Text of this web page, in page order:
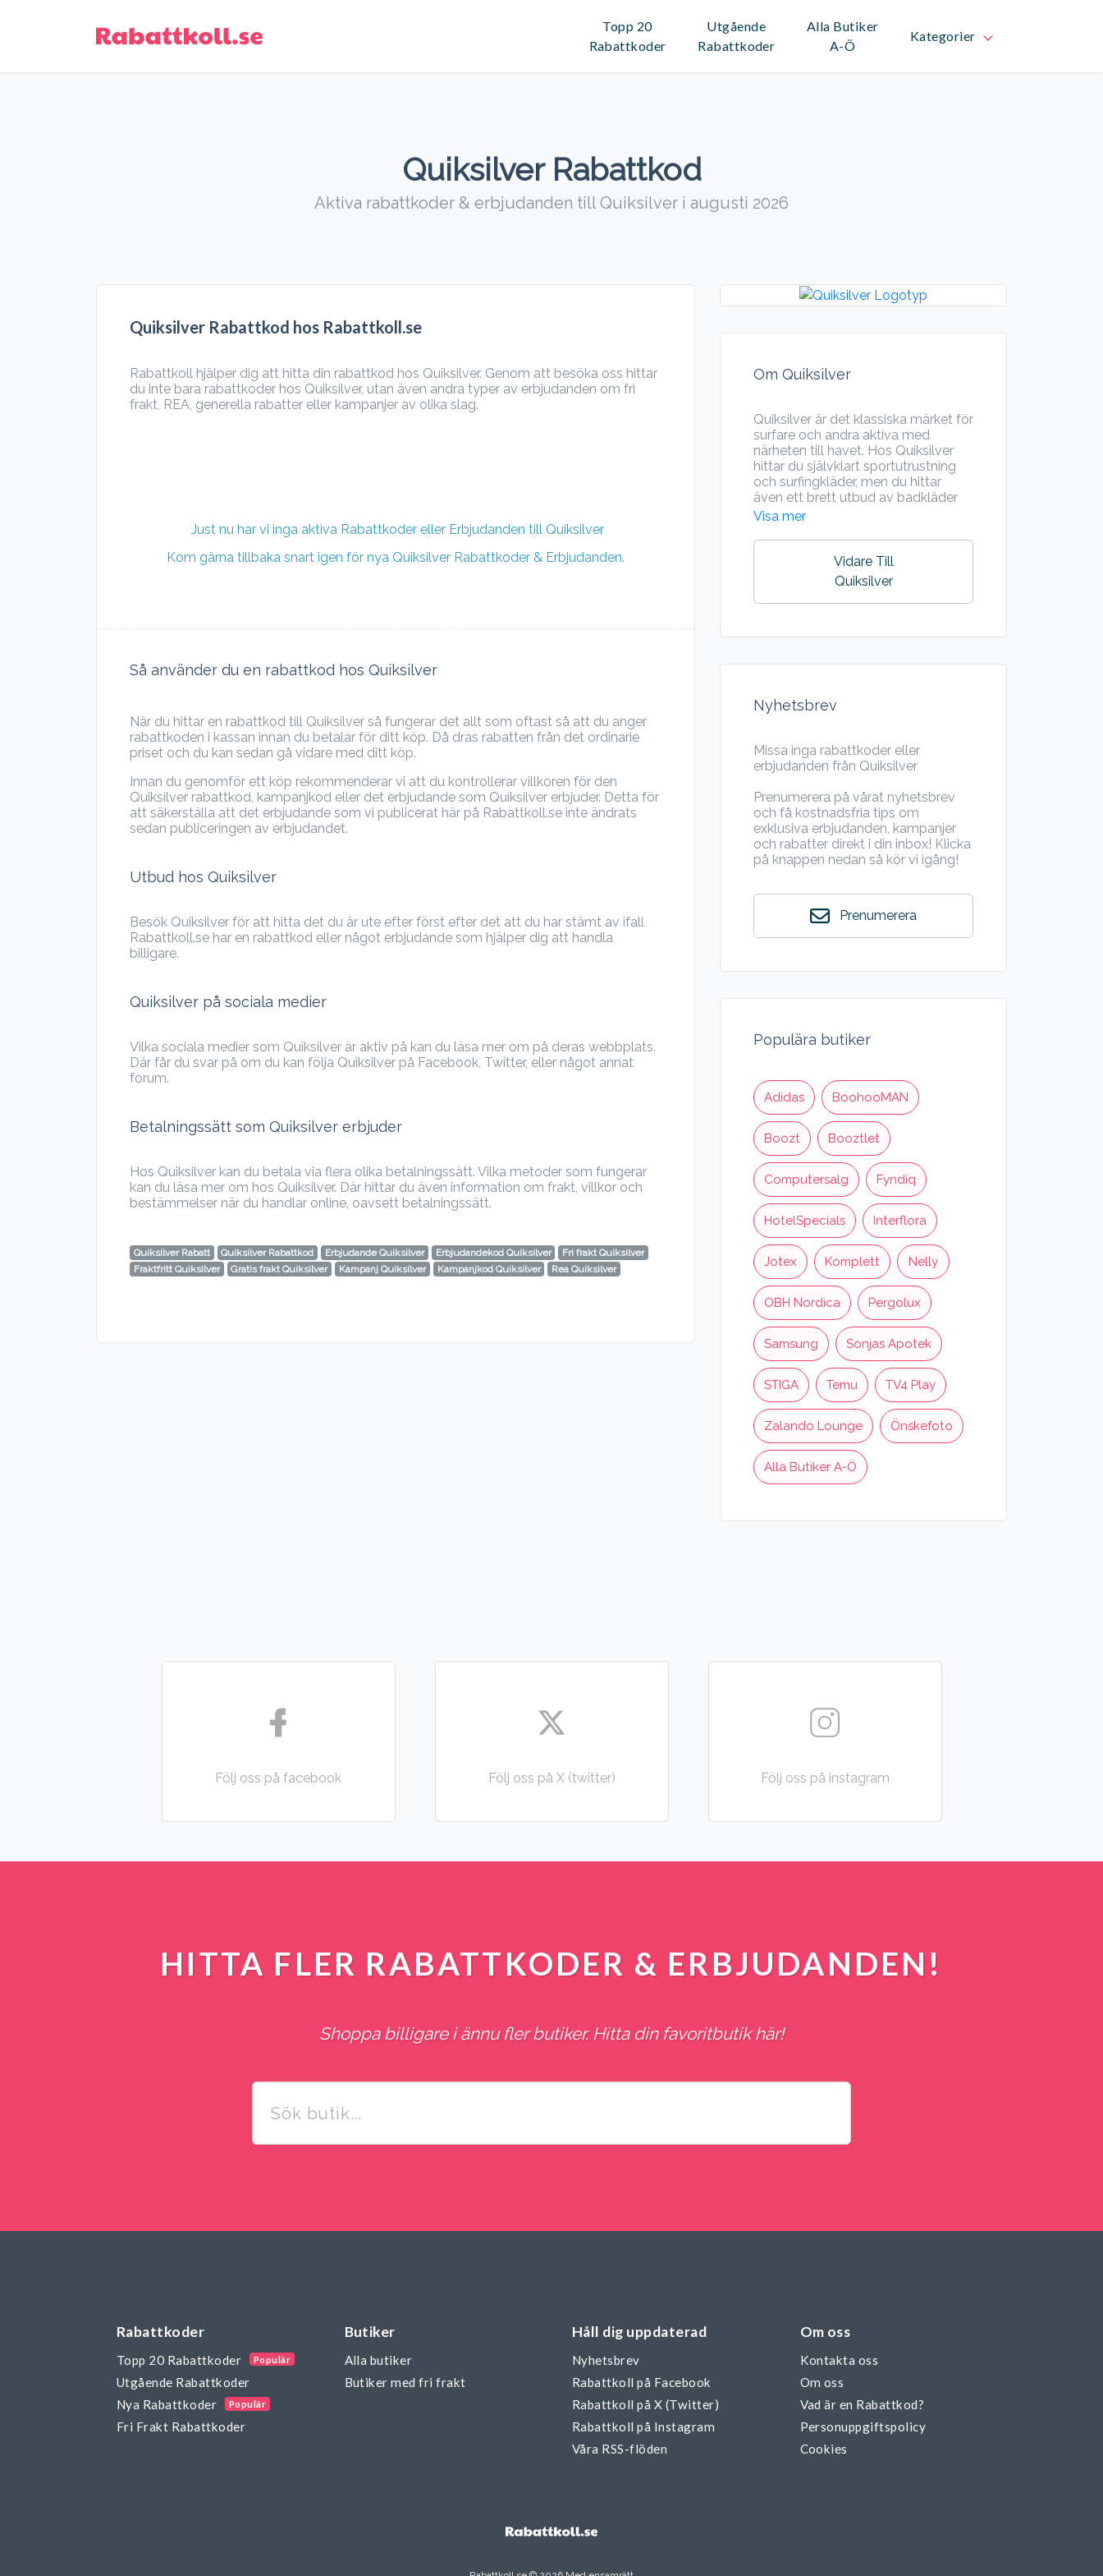
Topp 20
Rabattkoder
Utgående
Rabattkoder
Alla Butiker
A-Ö
Kategorier
Quiksilver Rabattkod
Aktiva rabattkoder & erbjudanden till Quiksilver i augusti 2026
Quiksilver Rabattkod hos Rabattkoll.se
Rabattkoll hjälper dig att hitta din rabattkod hos Quiksilver. Genom att besöka oss hittar
du inte bara rabattkoder hos Quiksilver, utan även andra typer av erbjudanden om fri
frakt, REA, generella rabatter eller kampanjer av olika slag.
Just nu har vi inga aktiva Rabattkoder eller Erbjudanden till Quiksilver
Kom gärna tillbaka snart igen för nya Quiksilver Rabattkoder & Erbjudanden.
Så använder du en rabattkod hos Quiksilver
När du hittar en rabattkod till Quiksilver så fungerar det allt som oftast så att du anger
rabattkoden i kassan innan du betalar för ditt köp. Då dras rabatten från det ordinarie
priset och du kan sedan gå vidare med ditt köp.
Innan du genomför ett köp rekommenderar vi att du kontrollerar villkoren för den
Quiksilver rabattkod, kampanjkod eller det erbjudande som Quiksilver erbjuder. Detta för
att säkerställa att det erbjudande som vi publicerat här på Rabattkoll.se inte ändrats
sedan publiceringen av erbjudandet.
Utbud hos Quiksilver
Besök Quiksilver för att hitta det du är ute efter först efter det att du har stämt av ifall
Rabattkoll.se har en rabattkod eller något erbjudande som hjälper dig att handla
billigare.
Quiksilver på sociala medier
Vilka sociala medier som Quiksilver är aktiv på kan du läsa mer om på deras webbplats.
Där får du svar på om du kan följa Quiksilver på Facebook, Twitter, eller något annat
forum.
Betalningssätt som Quiksilver erbjuder
Hos Quiksilver kan du betala via flera olika betalningssätt. Vilka metoder som fungerar
kan du läsa mer om hos Quiksilver. Där hittar du även information om frakt, villkor och
bestämmelser när du handlar online, oavsett betalningssätt.
Quiksilver Rabatt Quiksilver Rabattkod Erbjudande Quiksilver Erbjudandekod Quiksilver
Fri frakt Quiksilver
Fraktfritt Quiksilver
Gratis frakt Quiksilver Kampanj Quiksilver Kampanjkod Quiksilver Rea Quiksilver
Om Quiksilver
Quiksilver är det klassiska märket för
surfare och andra aktiva med
närheten till havet. Hos Quiksilver
hittar du självklart sportutrustning
och surfingkläder, men du hittar
även ett brett utbud av badkläder
och sportkläder hos Quicksilver.
Visa mer
Vidare Till
Quiksilver
Nyhetsbrev
Missa inga rabattkoder eller
erbjudanden från Quiksilver
Prenumerera på vårat nyhetsbrev
och få kostnadsfria tips om
exklusiva erbjudanden, kampanjer
och rabatter direkt i din inbox! Klicka
på knappen nedan så kör vi igång!
Prenumerera
Populära butiker
Adidas BoohooMAN
Boozt Booztlet
Computersalg Fyndiq
HotelSpecials Interflora
Jotex Komplett Nelly
OBH Nordica Pergolux
Samsung Sonjas Apotek
STIGA Temu TV4 Play
Zalando Lounge Önskefoto
Alla Butiker A-Ö
Följ oss på facebook Följ oss på X (twitter) Följ oss på instagram
HITTA FLER RABATTKODER & ERBJUDANDEN!
Shoppa billigare i ännu fler butiker. Hitta din favoritbutik här!
Rabattkoder
Topp 20 Rabattkoder Populär
Utgående Rabattkoder
Nya Rabattkoder
Populär
Fri Frakt Rabattkoder
Butiker
Alla butiker
Butiker med fri frakt
Håll dig uppdaterad
Nyhetsbrev
Rabattkoll på Facebook
Rabattkoll på X (Twitter)
Rabattkoll på Instagram
Våra RSS-flöden
Om oss
Kontakta oss
Om oss
Vad är en Rabattkod?
Personuppgiftspolicy
Cookies